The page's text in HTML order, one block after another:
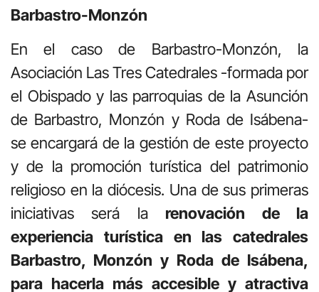
Barbastro-Monzón
En el caso de Barbastro-Monzón, la
Asociación Las Tres Catedrales -formada por
el Obispado y las parroquias de la Asunción
de Barbastro, Monzón y Roda de Isábena-
se encargará de la gestión de este proyecto
y de la promoción turística del patrimonio
religioso en la diócesis. Una de sus primeras
iniciativas será la renovación de la
experiencia turística en las catedrales
Barbastro, Monzón y Roda de Isábena,
para hacerla más accesible y atractiva